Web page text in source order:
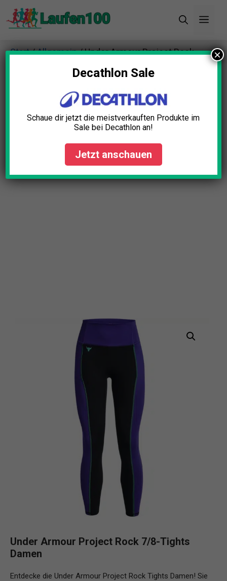
Zum
Inhalt
Start/Allgemein/ Under Armour Project Rock
7/8-Tights Damen
Under Armour Project Rock 7/8-Tights
Damen
Entdecke die Under Armour Project Rock Tights Damen! Sie
Decathlon Sale
Schaue dir jetzt die meistverkauften Produkte im
Sale bei Decathlon an!
Jetzt anschauen
×